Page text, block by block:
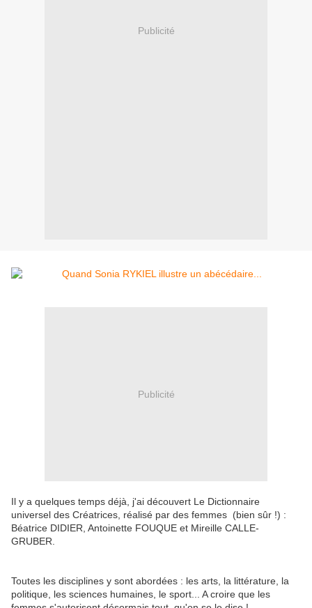
Publicité
Publicité
Il y a quelques temps déjà, j'ai découvert Le Dictionnaire
universel des Créatrices, réalisé par des femmes (bien sûr !) :
Béatrice DIDIER, Antoinette FOUQUE et Mireille CALLE-
GRUBER.
Toutes les disciplines y sont abordées : les arts, la littérature, la
politique, les sciences humaines, le sport... A croire que les